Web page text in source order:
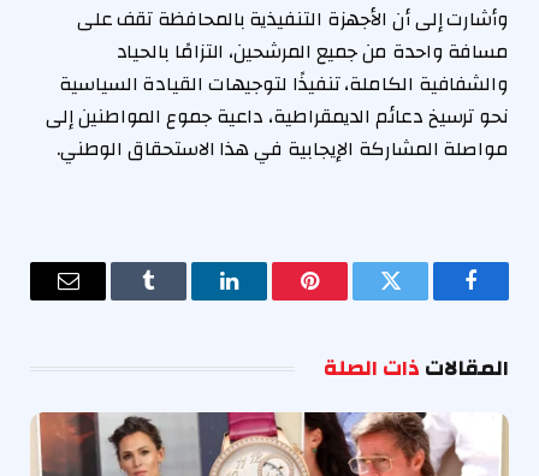
وأشارت إلى أن الأجهزة التنفيذية بالمحافظة تقف على
مسافة واحدة من جميع المرشحين، التزامًا بالحياد
والشفافية الكاملة، تنفيذًا لتوجيهات القيادة السياسية
نحو ترسيخ دعائم الديمقراطية، داعية جموع المواطنين إلى
مواصلة المشاركة الإيجابية في هذا الاستحقاق الوطني.
فيسبوك تويتر بينتيريستلينكدإن Tumblr
البريد
المقالاتذات الصلة